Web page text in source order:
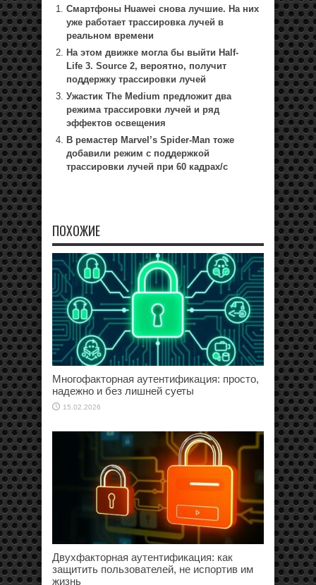
Смартфоны Huawei снова лучшие. На них
уже работает трассировка лучей в
реальном времени
На этом движке могла бы выйти Half-
Life 3. Source 2, вероятно, получит
поддержку трассировки лучей
Ужастик The Medium предложит два
режима трассировки лучей и ряд
эффектов освещения
В ремастер Marvel’s Spider-Man тоже
добавили режим с поддержкой
трассировки лучей при 60 кадрах/с
ПОХОЖИЕ
Многофакторная аутентификация: просто,
надежно и без лишней суеты
15.02.2026
Двухфакторная аутентификация: как
защитить пользователей, не испортив им
жизнь